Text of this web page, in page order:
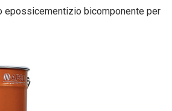
epossicementizio bicomponente per